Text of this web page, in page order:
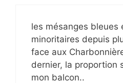
les mésanges bleues
minoritaires depuis
face aux
dernier, la proportion
mon balcon..